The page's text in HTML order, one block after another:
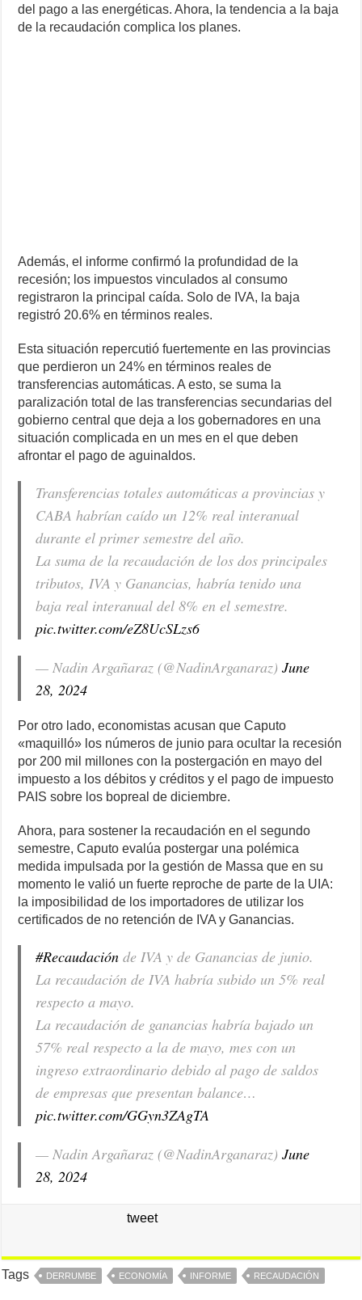
del pago a las energéticas. Ahora, la tendencia a la baja
de la recaudación complica los planes.
Además, el informe confirmó la profundidad de la
recesión; los impuestos vinculados al consumo
registraron la principal caída. Solo de IVA, la baja
registró 20.6% en términos reales.
Esta situación repercutió fuertemente en las provincias
que perdieron un 24% en términos reales de
transferencias automáticas. A esto, se suma la
paralización total de las transferencias secundarias del
gobierno central que deja a los gobernadores en una
situación complicada en un mes en el que deben
afrontar el pago de aguinaldos.
Transferencias totales automáticas a provincias y
CABA habrían caído un 12% real interanual
durante el primer semestre del año.
La suma de la recaudación de los dos principales
tributos, IVA y Ganancias, habría tenido una
baja real interanual del 8% en el semestre.
pic.twitter.com/eZ8UcSLzs6
— Nadin Argañaraz (@NadinArganaraz)June
28, 2024
Por otro lado, economistas acusan que Caputo
«maquilló» los números de junio para ocultar la recesión
por 200 mil millones con la postergación en mayo del
impuesto a los débitos y créditos y el pago de impuesto
PAIS sobre los bopreal de diciembre.
Ahora, para sostener la recaudación en el segundo
semestre, Caputo evalúa postergar una polémica
medida impulsada por la gestión de Massa que en su
momento le valió un fuerte reproche de parte de la UIA:
la imposibilidad de los importadores de utilizar los
certificados de no retención de IVA y Ganancias.
#Recaudación de IVA y de Ganancias de junio.
La recaudación de IVA habría subido un 5% real
respecto a mayo.
La recaudación de ganancias habría bajado un
57% real respecto a la de mayo, mes con un
ingreso extraordinario debido al pago de saldos
de empresas que presentan balance…
pic.twitter.com/GGyn3ZAgTA
— Nadin Argañaraz (@NadinArganaraz)June
28, 2024
tweet
Tags DERRUMBE ECONOMÍA INFORME RECAUDACIÓN